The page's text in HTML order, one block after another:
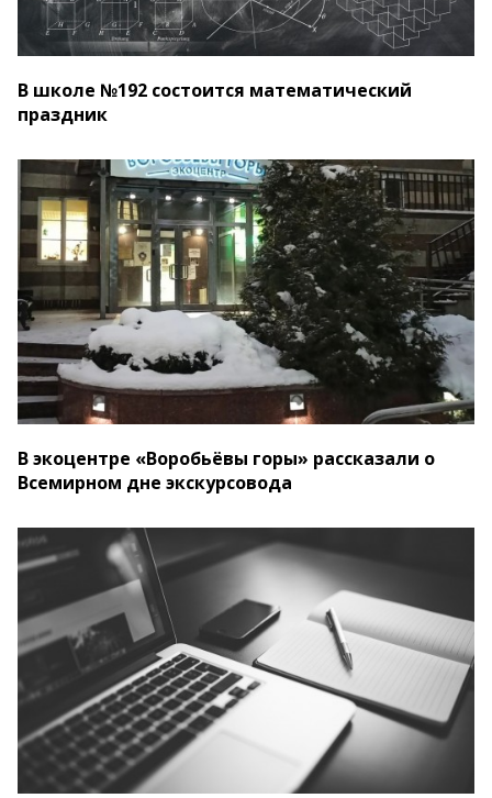
В школе №192 состоится математический
праздник
В экоцентре «Воробьёвы горы» рассказали о
Всемирном дне экскурсовода